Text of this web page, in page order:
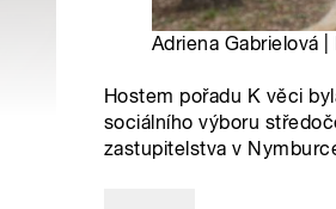
Adriena Gabrielová |
Hostem pořadu K věci
sociálního výboru
zastupitelstva v